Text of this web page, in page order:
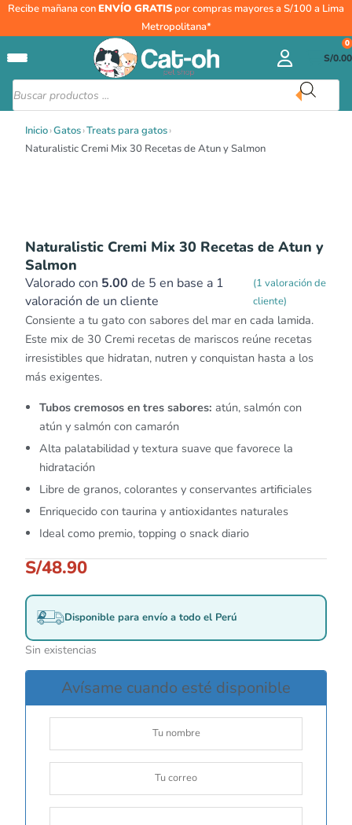
Recibe mañana conENVÍO GRATIS por compras mayores a S/100 a Lima
Metropolitana*
Búsqueda
de
productos
S/0.00
0
Inicio›Gatos›Treats para gatos›
Naturalistic Cremi Mix 30 Recetas de Atun y Salmon
Naturalistic Cremi Mix 30 Recetas de Atun y
Salmon
Valorado con 5.00 de 5 en base a 1
valoración de un cliente
(1 valoración de
cliente)
Consiente a tu gato con sabores del mar en cada lamida.
Este mix de 30 Cremi recetas de mariscos reúne recetas
irresistibles que hidratan, nutren y conquistan hasta a los
más exigentes.
Tubos cremosos en tres sabores: atún, salmón con
atún y salmón con camarón
Alta palatabilidad y textura suave que favorece la
hidratación
Libre de granos, colorantes y conservantes artificiales
Enriquecido con taurina y antioxidantes naturales
Ideal como premio, topping o snack diario
S/48.90
Disponible para envío a todo el Perú
Sin existencias
Avísame cuando esté disponible